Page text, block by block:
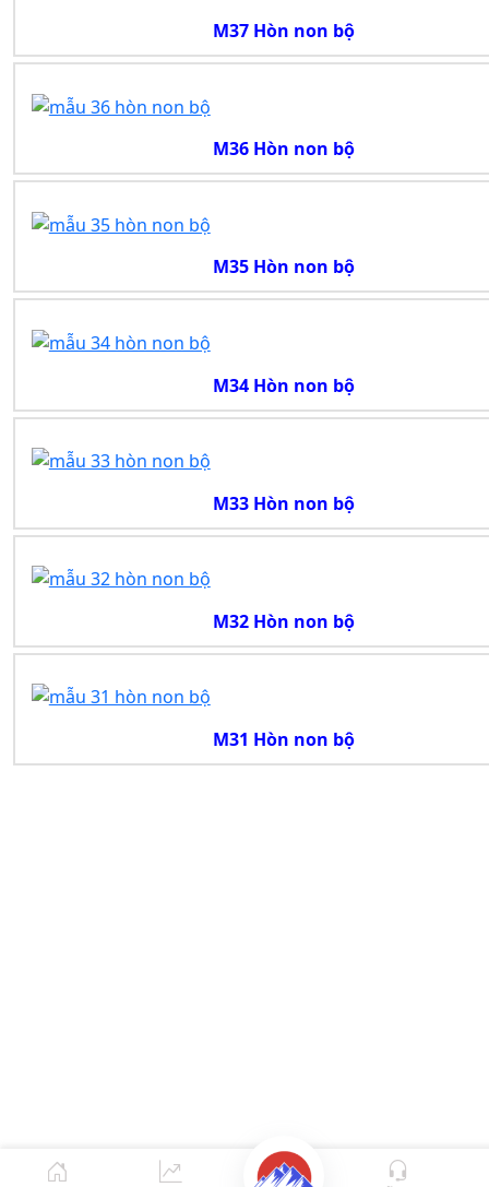
M37 Hòn non bộ
M36 Hòn non bộ
M35 Hòn non bộ
M34 Hòn non bộ
M33 Hòn non bộ
M32 Hòn non bộ
M31 Hòn non bộ